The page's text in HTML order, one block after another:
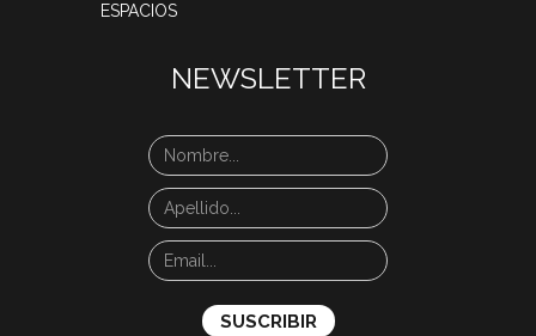
ESPACIOS
NEWSLETTER